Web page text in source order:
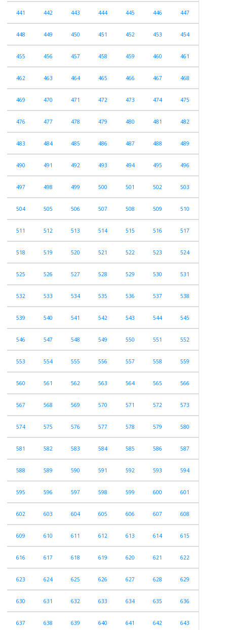
441 442 443 444 445 446 447
448 449 450 451 452 453 454
455 456 457 458 459 460 461
462 463 464 465 466 467 468
469 470 471 472 473 474 475
476 477 478 479 480 481 482
483 484 485 486 487 488 489
490 491 492 493 494 495 496
497 498 499 500 501 502 503
504 505 506 507 508 509 510
511 512 513 514 515 516 517
518 519 520 521 522 523 524
525 526 527 528 529 530 531
532 533 534 535 536 537 538
539 540 541 542 543 544 545
546 547 548 549 550 551 552
553 554 555 556 557 558 559
560 561 562 563 564 565 566
567 568 569 570 571 572 573
574 575 576 577 578 579 580
581 582 583 584 585 586 587
588 589 590 591 592 593 594
595 596 597 598 599 600 601
602 603 604 605 606 607 608
609 610 611 612 613 614 615
616 617 618 619 620 621 622
623 624 625 626 627 628 629
630 631 632 633 634 635 636
637 638 639 640 641 642 643